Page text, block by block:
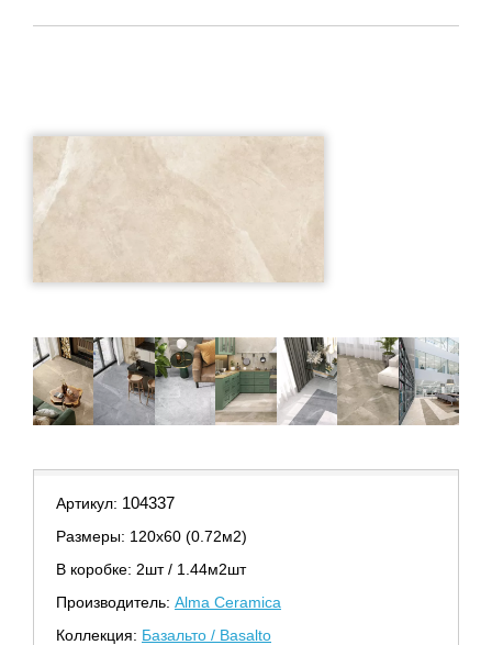
Артикул: 104337
Размеры: 120х60 (0.72м2)
В коробке: 2шт / 1.44м2шт
Производитель: Alma Ceramica
Коллекция: Базальто / Basalto